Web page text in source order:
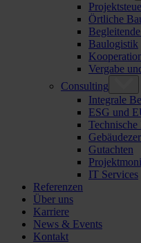
Örtliche
Baulogistik
Vergabe
Consulting
Integrale
ESG und
Gutachten
IT Services
Referenzen
Über uns
Karriere
News & Events
Kontakt